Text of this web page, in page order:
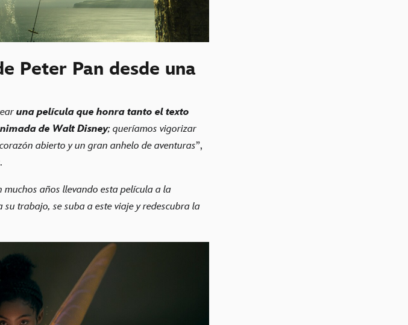
Peter Pan desde una
una película que honra tanto el texto
de Walt Disney; queríamos vigorizar
abierto y un gran anhelo de aventuras”,
años llevando esta película a la
trabajo, se suba a este viaje y redescubra la